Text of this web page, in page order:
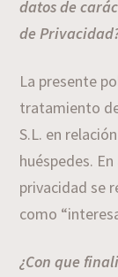
datos de
de
La presente
tratamiento
S.L. en
huéspedes.
privacidad se
como
¿Con que